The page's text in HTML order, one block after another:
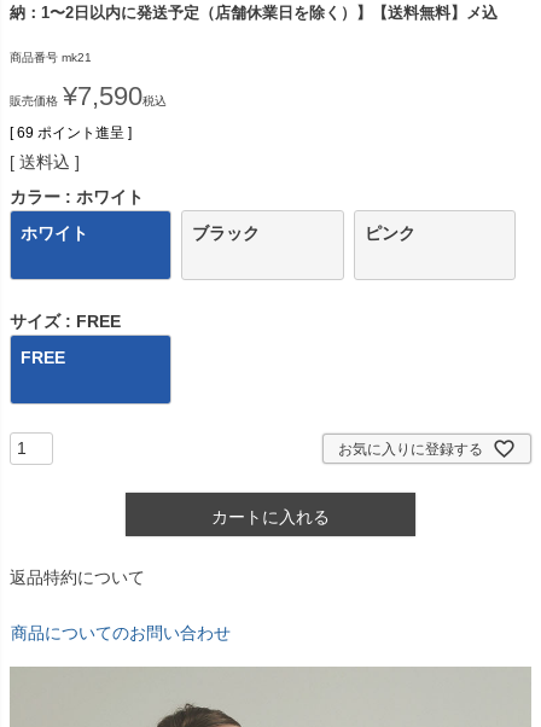
納：1〜2日以内に発送予定（店舗休業日を除く）】【送料無料】メ込
商品番号 mk21
販売価格 ¥7,590税込
[ 69 ポイント進呈 ]
送料込
カラー
ホワイト
ホワイト
ブラック ピンク
サイズ
FREE
FREE
お気に入りに登録する
カートに入れる
返品特約について
商品についてのお問い合わせ